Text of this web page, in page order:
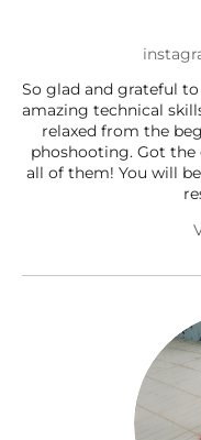
So glad and grateful
amazing technical
relaxed from the
phoshooting. Got the
all of them! You will